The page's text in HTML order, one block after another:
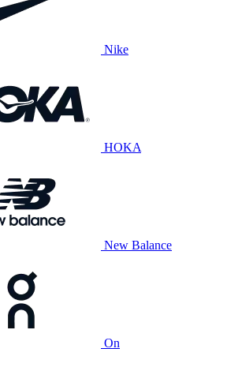
Nike
HOKA
New Balance
On